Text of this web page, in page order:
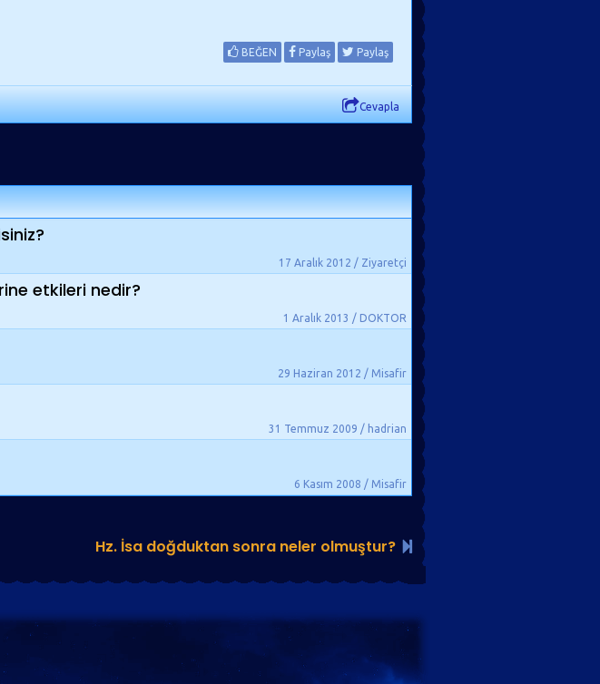
BEĞEN Paylaş Paylaş
Cevapla
17 Aralık 2012 / Ziyaretçi
etkileri nedir?
1 Aralık 2013 / DOKTOR
29 Haziran 2012 / Misafir
31 Temmuz 2009 / hadrian
6 Kasım 2008 / Misafir
Hz. İsa doğduktan sonra neler olmuştur?